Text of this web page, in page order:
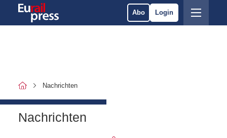
Abo Login
Nachrichten
Nachrichten